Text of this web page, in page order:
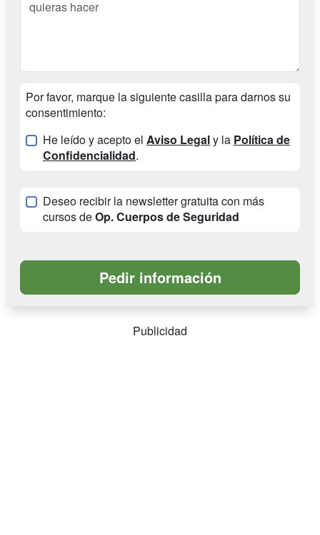
Por favor, marque la siguiente casilla para darnos su
consentimiento:
He leído y acepto el Aviso Legaly la Política de
Confidencialidad.
Deseo recibir la newsletter gratuita con más
cursos deOp. Cuerpos de Seguridad
Publicidad